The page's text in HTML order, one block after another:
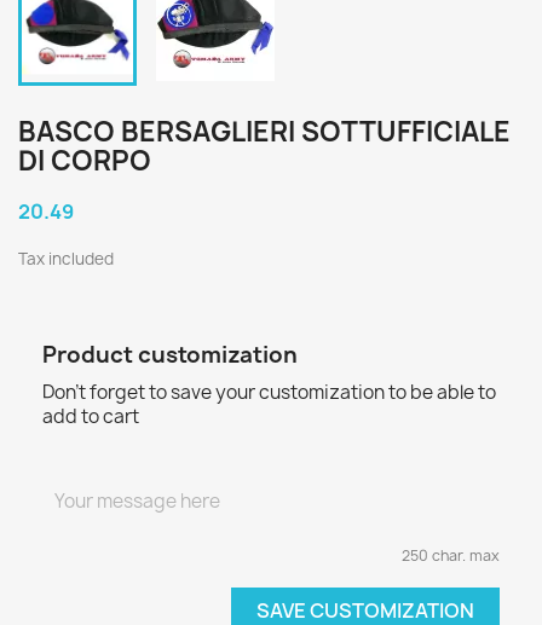
BASCO BERSAGLIERI SOTTUFFICIALE
DI CORPO
20.49
Tax included
Product customization
Don't forget to save your customization to be able to
add to cart
250 char. max
SAVE CUSTOMIZATION